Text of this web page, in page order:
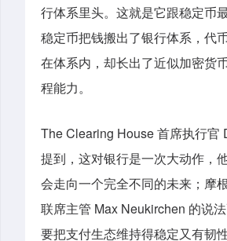
行体系里头。这就是它跟稳定币
稳定币把钱搬出了银行体系，代
在体系内，却长出了近似加密货
程能力。
The Clearing House 首席执行官
提到，这对银行是一次大动作，
会走向一个完全不同的未来；摩
联席主管 Max Neukirchen 的说
要把支付生态维持得稳定又有韧